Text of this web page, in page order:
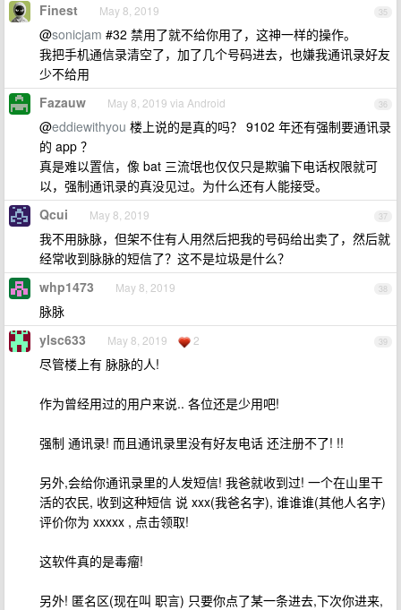
35
Finest May 8, 2019
@sonicjam #32 禁用了就不给你用了，这神一样的操作。
我把手机通信录清空了，加了几个号码进去，也嫌我通讯录好友
少不给用
36
Fazauw May 8, 2019 via Android
@eddiewithyou 楼上说的是真的吗？ 9102 年还有强制要通讯录
的 app ？
真是难以置信，像 bat 三流氓也仅仅只是欺骗下电话权限就可
以，强制通讯录的真没见过。为什么还有人能接受。
37
Qcui May 8, 2019
我不用脉脉，但架不住有人用然后把我的号码给出卖了，然后就
经常收到脉脉的短信了？这不是垃圾是什么？
38
whp1473 May 8, 2019
脉脉
39
ylsc633 May 8, 2019 2
尽管楼上有 脉脉的人!
作为曾经用过的用户来说.. 各位还是少用吧!
强制 通讯录! 而且通讯录里没有好友电话 还注册不了! !!
另外,会给你通讯录里的人发短信! 我爸就收到过! 一个在山里干
活的农民, 收到这种短信 说 xxx(我爸名字), 谁谁谁(其他人名字)
评价你为 xxxxx , 点击领取!
这软件真的是毒瘤!
另外! 匿名区(现在叫 职言) 只要你点了某一条进去,下次你进来,